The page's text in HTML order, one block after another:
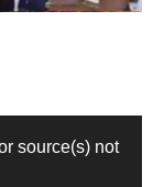
source(s) not